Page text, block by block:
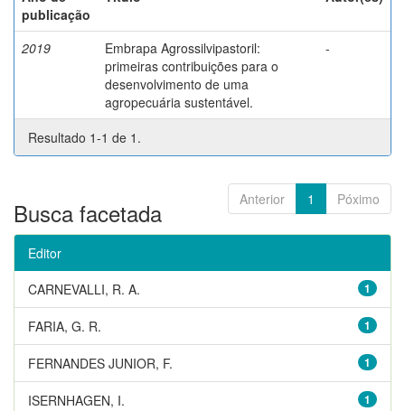
publicação
2019
Embrapa Agrossilvipastoril:
primeiras contribuições para o
desenvolvimento de uma
agropecuária sustentável.
-
Resultado 1-1 de 1.
Anterior 1 Póximo
Busca facetada
Editor
1
CARNEVALLI, R. A.
1
FARIA, G. R.
1
FERNANDES JUNIOR, F.
1
ISERNHAGEN, I.